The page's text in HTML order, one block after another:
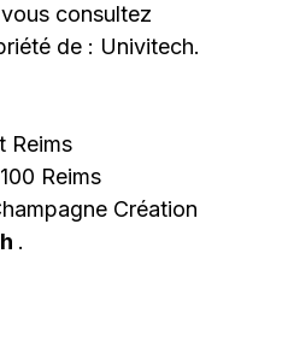
consultez
de : Univitech.
Reims
Reims
Création
.